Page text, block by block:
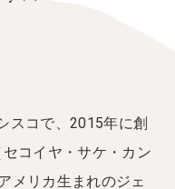
スコで、2015年に創
コイヤ・サケ・カン
メリカ生まれのジェ